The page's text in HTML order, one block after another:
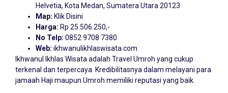
Helvetia, Kota Medan, Sumatera Utara 20123
Map: Klik Disini
Harga: Rp 25.506.250,-
No Telp: 0852 9708 7380
Web: ikhwanulikhlaswisata.com
Ikhwanul Ikhlas Wisata adalah Travel Umroh yang cukup
terkenal dan terpercaya. Kredibilitasnya dalam melayani para
jamaah Haji maupun Umroh memiliki reputasi yang baik.